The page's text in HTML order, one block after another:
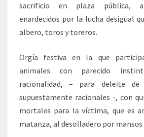
sacrificio en plaza pública,
enardecidos por la lucha desigual
albero, toros y toreros.
Orgía festiva en la que
animales con parecido
racionalidad, – para deleite de
supuestamente racionales -, con
mortales para la víctima, que es
matanza, al desolladero por mansos